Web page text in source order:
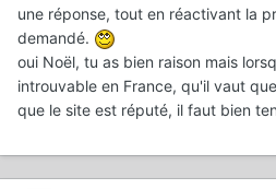
une réponse, tout en réactivant la
demandé.
oui Noël, tu as bien raison mais
introuvable en France, qu'il vaut
que le site est réputé, il faut bien